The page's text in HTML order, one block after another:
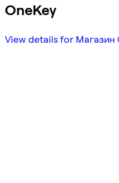
OneKey
View details for Магазин